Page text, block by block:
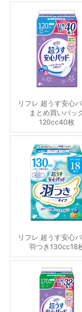
リフレ 超うす安心
まとめ買いパッ
120cc40枚
リフレ 超うす安心
羽つき130cc18